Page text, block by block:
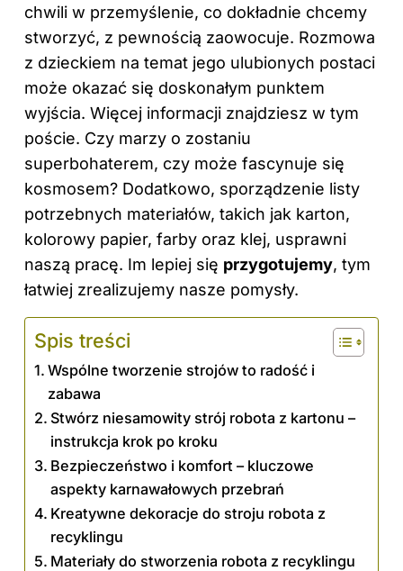
chwili w przemyślenie, co dokładnie chcemy
stworzyć, z pewnością zaowocuje. Rozmowa
z dzieckiem na temat jego ulubionych postaci
może okazać się doskonałym punktem
wyjścia. Więcej informacji znajdziesz w tym
poście. Czy marzy o zostaniu
superbohaterem, czy może fascynuje się
kosmosem? Dodatkowo, sporządzenie listy
potrzebnych materiałów, takich jak karton,
kolorowy papier, farby oraz klej, usprawni
naszą pracę. Im lepiej się przygotujemy, tym
łatwiej zrealizujemy nasze pomysły.
Spis treści
Wspólne tworzenie strojów to radość i
zabawa
Stwórz niesamowity strój robota z kartonu –
instrukcja krok po kroku
Bezpieczeństwo i komfort – kluczowe
aspekty karnawałowych przebrań
Kreatywne dekoracje do stroju robota z
recyklingu
Materiały do stworzenia robota z recyklingu